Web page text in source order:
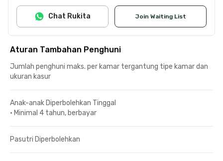
Join Waiting List
Chat Rukita
Aturan Tambahan Penghuni
Jumlah penghuni maks. per kamar tergantung tipe kamar dan
ukuran kasur
Anak-anak Diperbolehkan Tinggal
• Minimal 4 tahun, berbayar
Pasutri Diperbolehkan